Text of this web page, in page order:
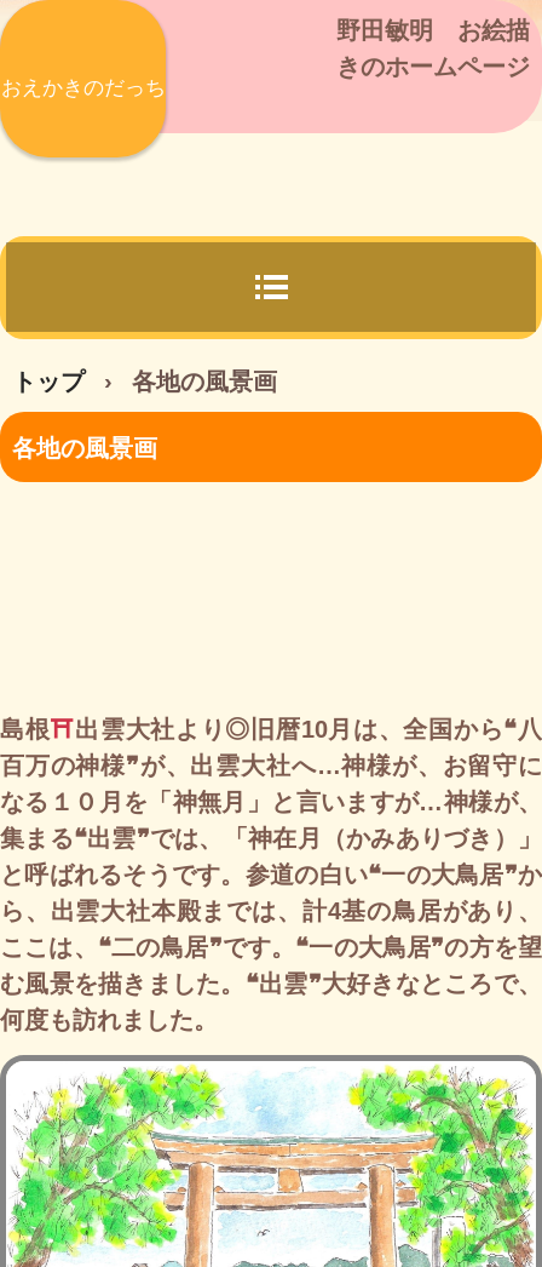
おえかきのだっち
野田敏明 お絵描
きのホームページ
トップ › 各地の風景画
各地の風景画
島根⛩出雲大社より◎旧暦10月は、全国から❝八
百万の神様❞が、出雲大社へ…神様が、お留守に
なる１０月を「神無月」と言いますが…神様が、
集まる❝出雲❞では、「神在月（かみありづき）」
と呼ばれるそうです。参道の白い❝一の大鳥居❞か
ら、出雲大社本殿までは、計4基の鳥居があり、
ここは、❝二の鳥居❞です。❝一の大鳥居❞の方を望
む風景を描きました。❝出雲❞大好きなところで、
何度も訪れました。